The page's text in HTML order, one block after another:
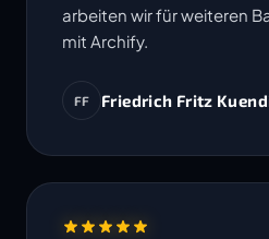
arbeiten wir für weiteren
mit Archify.
FF Friedrich Fritz